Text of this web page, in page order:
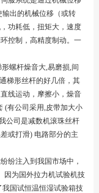
出的机械位移（或转
功耗低，扭矩大，速度
控制，高精度制动。一
螺杆燥音大,易磨损,间
梯形丝杆的好几倍，其
线运动，摩擦小，燥音
(有公司采用,皮带加大小
公司是减数机滚珠丝杆
或打滑) 电路部分的主
纷注入到我国市场中，
因为国外拉力机试验机技
国试恒温恒湿试验箱技